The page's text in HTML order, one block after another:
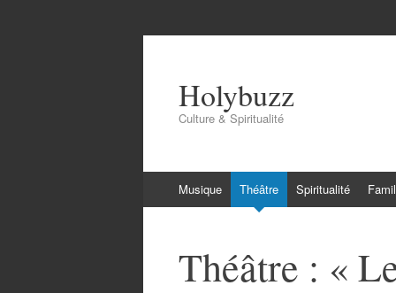
Holybuzz
Culture & Spiritualité
au
Musique Théâtre Spiritualité
Théâtre : «